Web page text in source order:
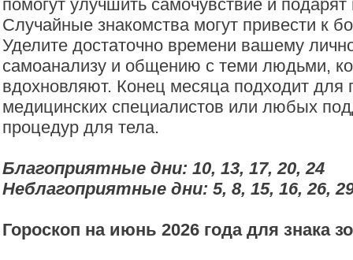
помогут улучшить самочувствие и
Случайные знакомства могут привести к
Уделите достаточно времени вашему
самоанализу и общению с теми людьми,
вдохновляют. Конец месяца подходит для
медицинских специалистов или любых
процедур для тела.
Благоприятные дни: 10, 13, 17, 20, 24
Неблагоприятные дни: 5, 8, 15, 16, 26,
Гороскоп на июнь 2026 года для знака